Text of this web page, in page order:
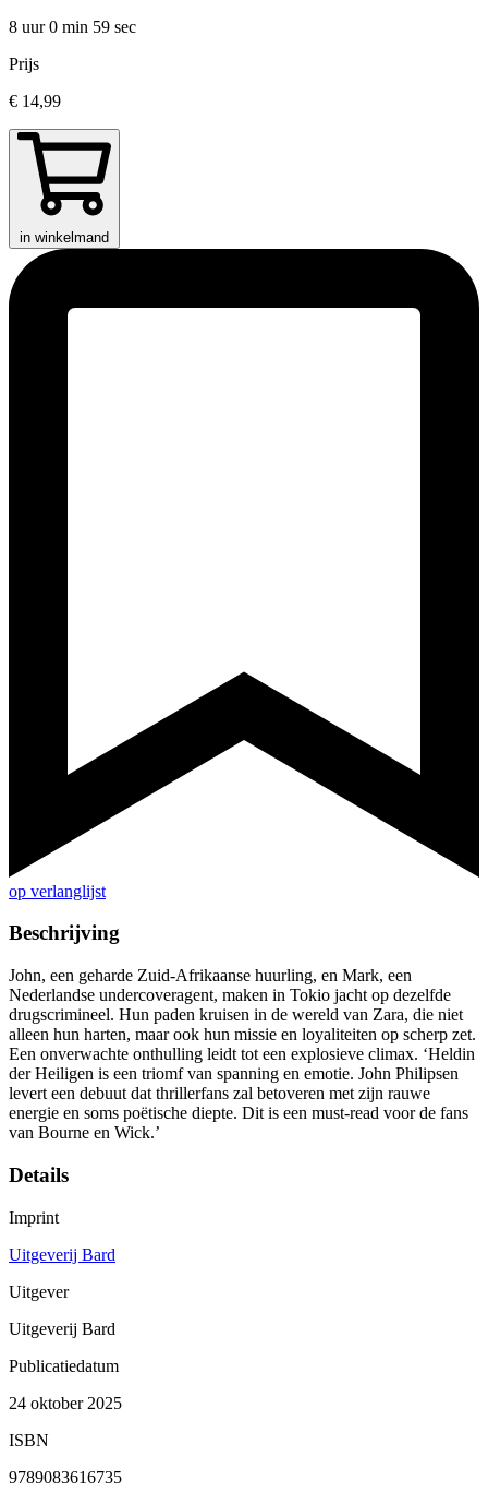
8 uur 0 min 59 sec
Prijs
€ 14,99
in winkelmand
op verlanglijst
Beschrijving
John, een geharde Zuid-Afrikaanse huurling, en Mark, een
Nederlandse undercoveragent, maken in Tokio jacht op dezelfde
drugscrimineel. Hun paden kruisen in de wereld van Zara, die niet
alleen hun harten, maar ook hun missie en loyaliteiten op scherp zet.
Een onverwachte onthulling leidt tot een explosieve climax. ‘Heldin
der Heiligen is een triomf van spanning en emotie. John Philipsen
levert een debuut dat thrillerfans zal betoveren met zijn rauwe
energie en soms poëtische diepte. Dit is een must-read voor de fans
van Bourne en Wick.’
Details
Imprint
Uitgeverij Bard
Uitgever
Uitgeverij Bard
Publicatiedatum
24 oktober 2025
ISBN
9789083616735